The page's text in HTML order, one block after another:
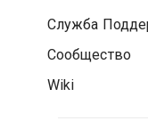
Служба
Сообщество
Wiki